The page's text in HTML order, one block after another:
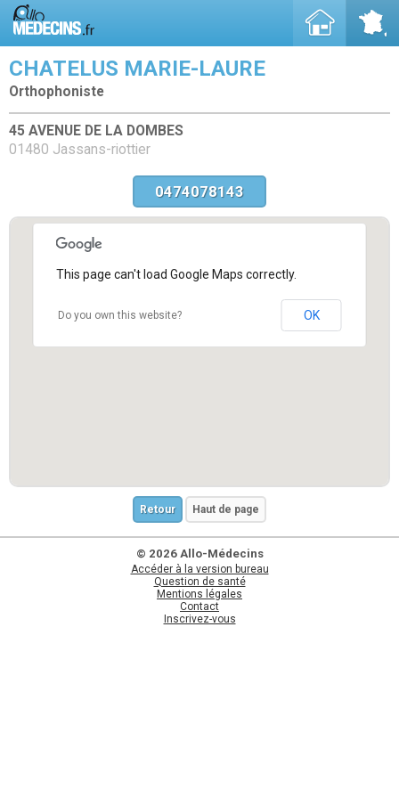
CHATELUS MARIE-LAURE
Orthophoniste
45 AVENUE DE LA DOMBES
01480 Jassans-riottier
0474078143
This page can't load Google Maps correctly.
Do you own this website? OK
Retour Haut de page
© 2026 Allo-Médecins
Accéder à la version bureau
Question de santé
Mentions légales
Contact
Inscrivez-vous